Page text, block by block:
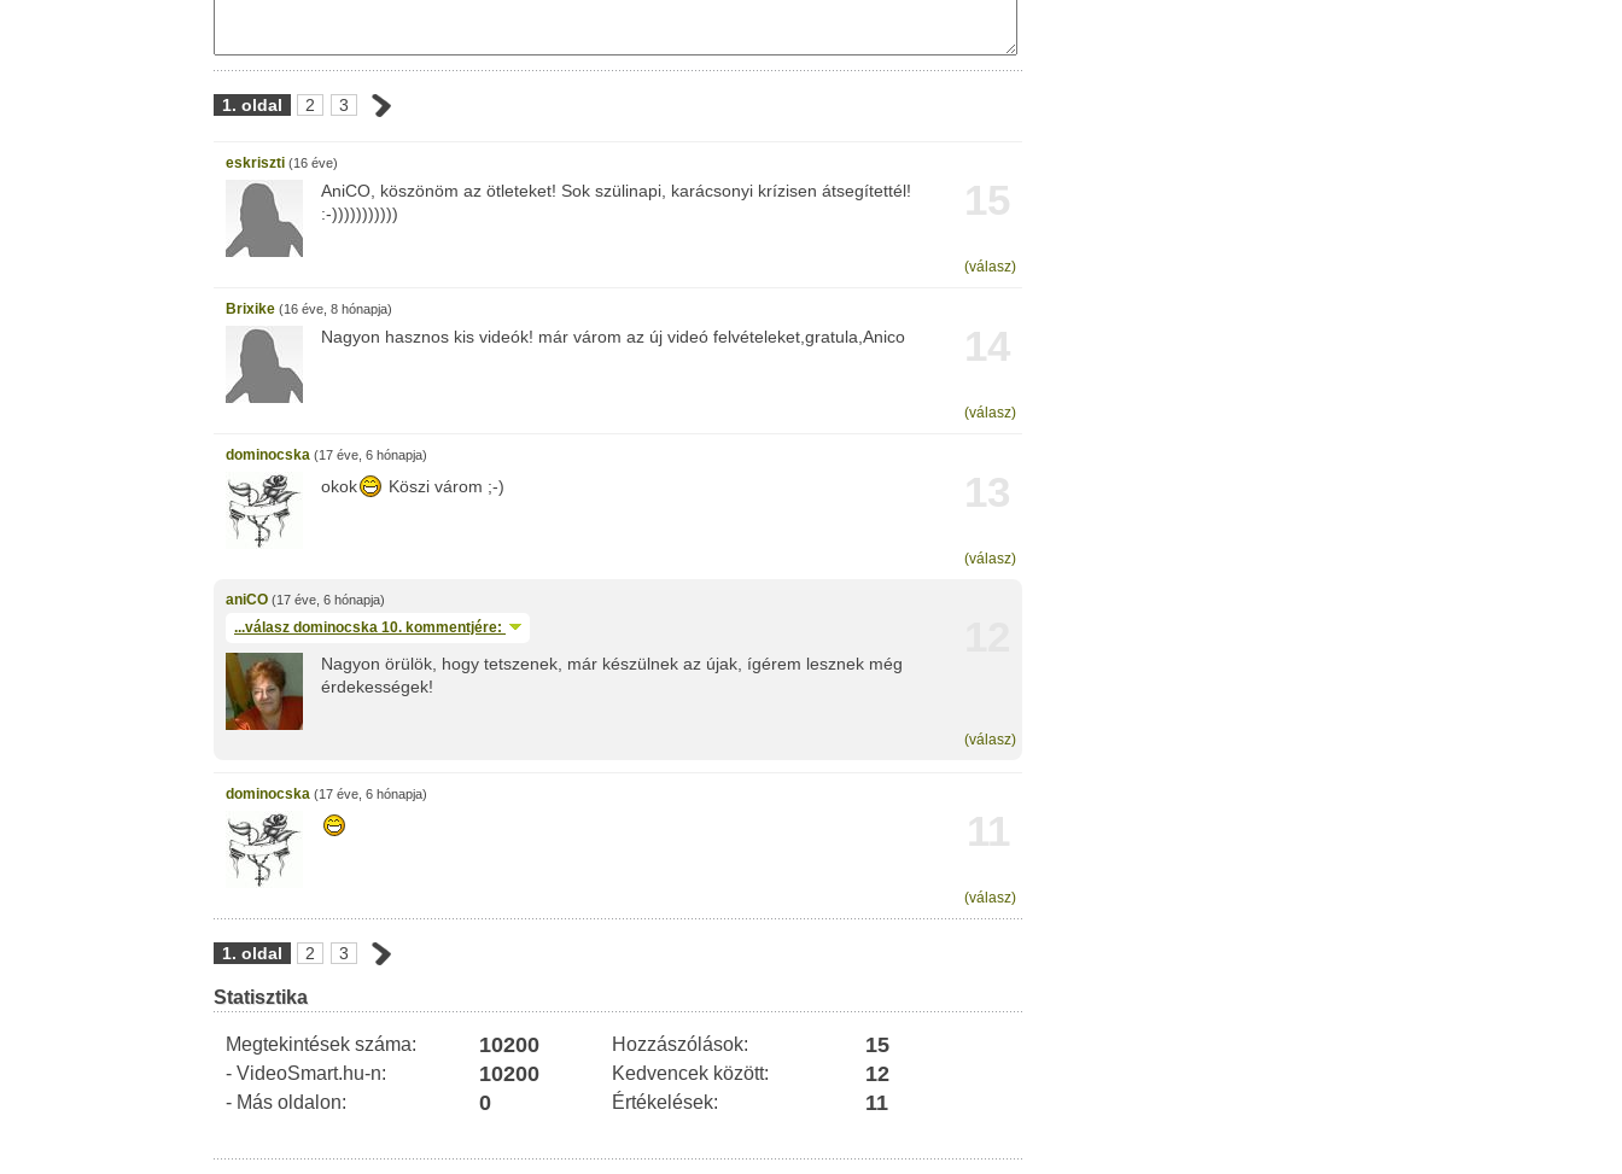
1. oldal 2 3
eskriszti (16 éve)
15
AniCO, köszönöm az ötleteket! Sok szülinapi, karácsonyi krízisen átsegítettél!
:-)))))))))))
(válasz)
Brixike (16 éve, 8 hónapja)
14
Nagyon hasznos kis videók! már várom az új videó felvételeket,gratula,Anico
(válasz)
dominocska (17 éve, 6 hónapja)
13
okok Köszi várom ;-)
(válasz)
aniCO (17 éve, 6 hónapja)
...válasz dominocska 10. kommentjére:
Nagyon örülök, hogy tetszenek, már készülnek az újak, ígérem lesznek még
érdekességek!
(válasz)
dominocska (17 éve, 6 hónapja)
11
(válasz)
1. oldal 2 3
Statisztika
Megtekintések száma: 10200 Hozzászólások: 15
- VideoSmart.hu-n: 10200 Kedvencek között: 12
- Más oldalon: 0 Értékelések: 11